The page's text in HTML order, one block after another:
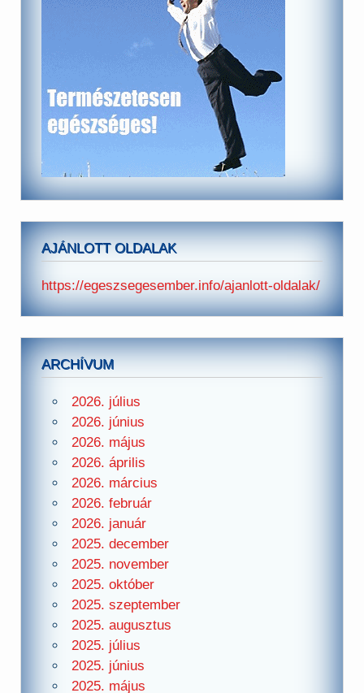
AJÁNLOTT OLDALAK
https://egeszsegesember.info/ajanlott-oldalak/
ARCHÍVUM
2026. július
2026. június
2026. május
2026. április
2026. március
2026. február
2026. január
2025. december
2025. november
2025. október
2025. szeptember
2025. augusztus
2025. július
2025. június
2025. május